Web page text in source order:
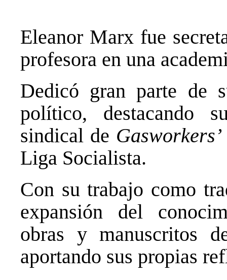
Eleanor Marx fue
profesora en una
Dedicó gran parte de
político, destacando
sindical de
Liga Socialista.
Con su trabajo como
expansión del
obras y manuscritos
aportando sus propias